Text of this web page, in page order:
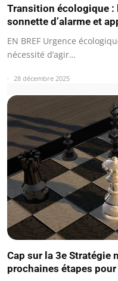
Transition écologique :
sonnette d’alarme et
EN BREF Urgence
nécessité d’agir…
28 décembre 2025
Cap sur la 3e Stratégie
prochaines étapes